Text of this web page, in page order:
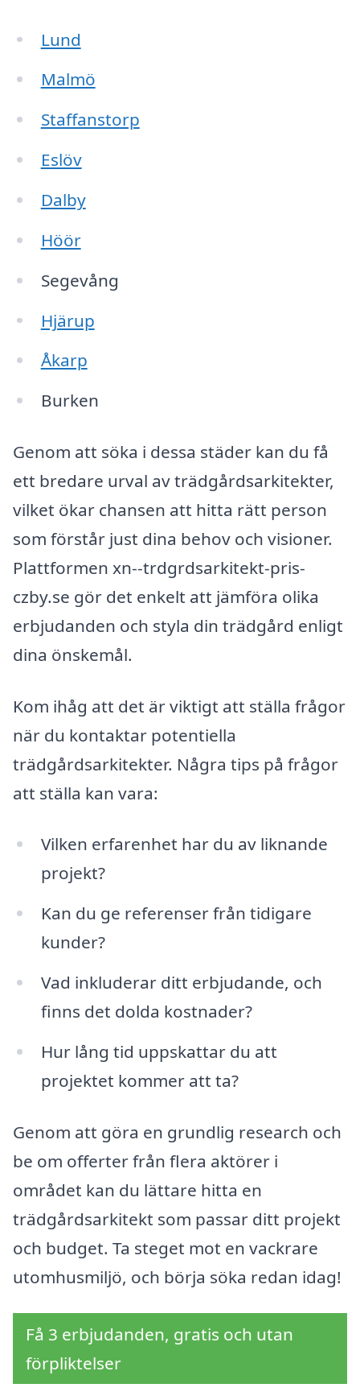
Lund
Malmö
Staffanstorp
Eslöv
Dalby
Höör
Segevång
Hjärup
Åkarp
Burken
Genom att söka i dessa städer kan du få
ett bredare urval av trädgårdsarkitekter,
vilket ökar chansen att hitta rätt person
som förstår just dina behov och visioner.
Plattformen xn--trdgrdsarkitekt-pris-
czby.se gör det enkelt att jämföra olika
erbjudanden och styla din trädgård enligt
dina önskemål.
Kom ihåg att det är viktigt att ställa frågor
när du kontaktar potentiella
trädgårdsarkitekter. Några tips på frågor
att ställa kan vara:
Vilken erfarenhet har du av liknande
projekt?
Kan du ge referenser från tidigare
kunder?
Vad inkluderar ditt erbjudande, och
finns det dolda kostnader?
Hur lång tid uppskattar du att
projektet kommer att ta?
Genom att göra en grundlig research och
be om offerter från flera aktörer i
området kan du lättare hitta en
trädgårdsarkitekt som passar ditt projekt
och budget. Ta steget mot en vackrare
utomhusmiljö, och börja söka redan idag!
Få 3 erbjudanden, gratis och utan
förpliktelser